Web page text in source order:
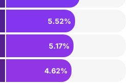
5.52%
5.17%
4.62%